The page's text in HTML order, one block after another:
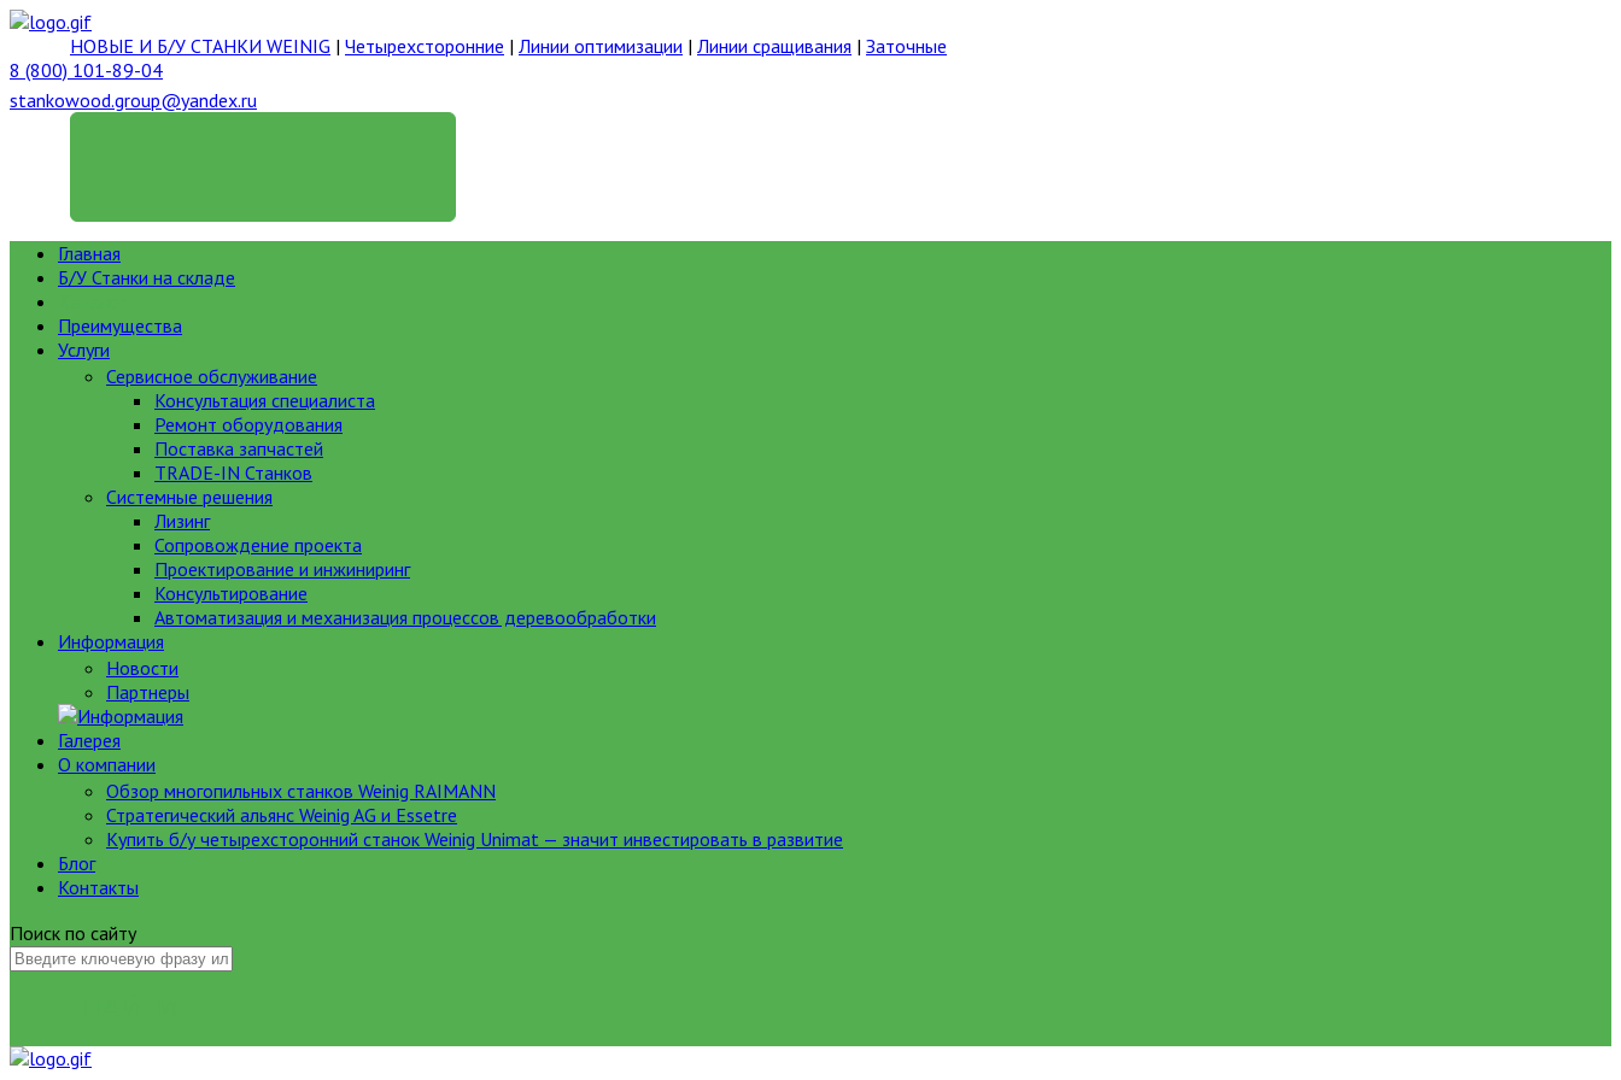
НОВЫЕ И Б/У СТАНКИ WEINIG | Четырехсторонние | Линии оптимизации | Линии сращивания | Заточные
8 (800) 101-89-04
stankowood.group@yandex.ru
Главная
Б/У Станки на складе
Преимущества
Услуги
Сервисное обслуживание
Консультация специалиста
Ремонт оборудования
Поставка запчастей
TRADE-IN Станков
Системные решения
Лизинг
Сопровождение проекта
Проектирование и инжиниринг
Консультирование
Автоматизация и механизация процессов деревообработки
Информация
Новости
Партнеры
Галерея
О компании
Обзор многопильных станков Weinig RAIMANN
Стратегический альянс Weinig AG и Essetre
Купить б/у четырехсторонний станок Weinig Unimat — значит инвестировать в развитие
Блог
Контакты
Поиск по сайту